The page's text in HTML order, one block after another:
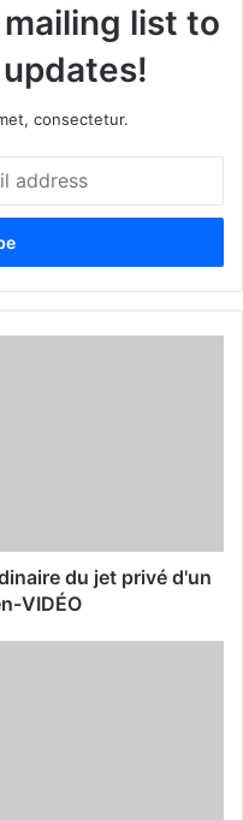
list to
consectetur.
du jet privé d'un
VIDÉO